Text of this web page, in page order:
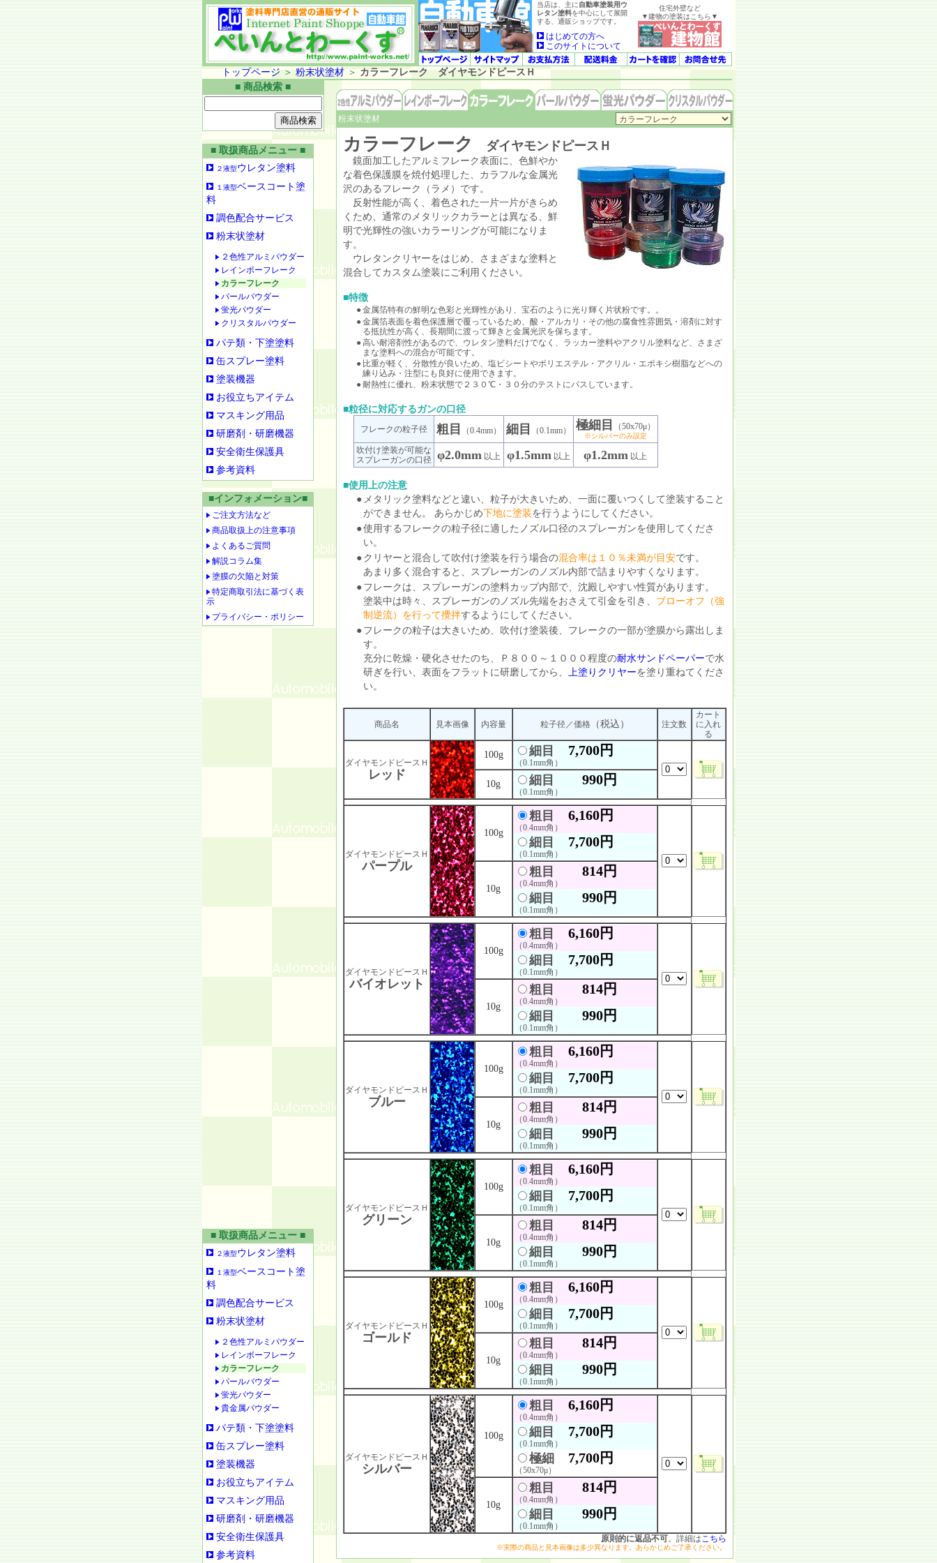
当店は、主に自動車塗装用ウ
レタン塗料を中心にして展開
する、通販ショップです。
はじめての方へ
このサイトについて
住宅外壁など
▼建物の塗装はこちら▼
トップページ ＞ 粉末状塗材＞ カラーフレーク ダイヤモンドピースＨ
■ 商品検索 ■
■ 取扱商品メニュー ■
２液型ウレタン塗料
１液型ベースコート塗
料
調色配合サービス
粉末状塗材
２色性アルミパウダー
レインボーフレーク
カラーフレーク
パールパウダー
蛍光パウダー
クリスタルパウダー
パテ類・下塗塗料
缶スプレー塗料
塗装機器
お役立ちアイテム
マスキング用品
研磨剤・研磨機器
安全衛生保護具
参考資料
■インフォメーション■
ご注文方法など
商品取扱上の注意事項
よくあるご質問
解説コラム集
塗膜の欠陥と対策
特定商取引法に基づく表
示
プライバシー・ポリシー
粉末状塗材
カラーフレーク ダイヤモンドピースＨ
鏡面加工したアルミフレーク表面に、色鮮やか
な着色保護膜を焼付処理した、カラフルな金属光
沢のあるフレーク（ラメ）です。
反射性能が高く、着色された一片一片がきらめ
くため、通常のメタリックカラーとは異なる、鮮
明で光輝性の強いカラーリングが可能になりま
す。
ウレタンクリヤーをはじめ、さまざまな塗料と
混合してカスタム塗装にご利用ください。
■特徴
●金属箔特有の鮮明な色彩と光輝性があり、宝石のように光り輝く片状粉です。。
●金属箔表面を着色保護層で覆っているため、酸・アルカリ・その他の腐食性雰囲気・溶剤に対す
る抵抗性が高く、長期間に渡って輝きと金属光沢を保ちます。
●高い耐溶剤性があるので、ウレタン塗料だけでなく、ラッカー塗料やアクリル塗料など、さまざ
まな塗料への混合が可能です。
● 比重が軽く、分散性が良いため、塩ビシートやポリエステル・アクリル・エポキシ樹脂などへの
練り込み・注型にも良好に使用できます。
●耐熱性に優れ、粉末状態で２３０℃・３０分のテストにパスしています。
■粒径に対応するガンの口径
フレークの粒子径 粗目 （0.4mm） 細目 （0.1mm） 極細目 （50x70μ）
※シルバーのみ設定
吹付け塗装が可能な
スプレーガンの口径
φ2.0mm以上 φ1.5mm以上 φ1.2mm 以上
■使用上の注意
● メタリック塗料などと違い、粒子が大きいため、一面に覆いつくして塗装すること
ができません。 あらかじめ下地に塗装を行うようにしてください。
●使用するフレークの粒子径に適したノズル口径のスプレーガンを使用してくださ
い。
● クリヤーと混合して吹付け塗装を行う場合の混合率は１０％未満が目安です。
あまり多く混合すると、スプレーガンのノズル内部で詰まりやすくなります。
● フレークは、スプレーガンの塗料カップ内部で、沈殿しやすい性質があります。
塗装中は時々、スプレーガンのノズル先端をおさえて引金を引き、 ブローオフ（強
制逆流）を行って攪拌するようにしてください。
● フレークの粒子は大きいため、吹付け塗装後、フレークの一部が塗膜から露出しま
す。
充分に乾燥・硬化させたのち、Ｐ８００～１０００程度の耐水サンドペーパーで水
研ぎを行い、表面をフラットに研磨してから、 上塗りクリヤーを塗り重ねてくださ
い。
商品名 見本画像 内容量 粒子径／価格（税込） 注文数
カート
に入れ
る
ダイヤモンドピースＨ
レッド
100g 細目 7,700円
（0.1mm角）
10g 細目 990円
（0.1mm角）
ダイヤモンドピースＨ
パープル
100g
粗目 6,160円
（0.4mm角）
細目 7,700円
（0.1mm角）
10g
粗目 814円
（0.4mm角）
細目 990円
（0.1mm角）
ダイヤモンドピースＨ
バイオレット
100g
粗目 6,160円
（0.4mm角）
細目 7,700円
（0.1mm角）
10g
粗目 814円
（0.4mm角）
細目 990円
（0.1mm角）
ダイヤモンドピースＨ
ブルー
100g
粗目 6,160円
（0.4mm角）
細目 7,700円
（0.1mm角）
10g
粗目 814円
（0.4mm角）
細目 990円
（0.1mm角）
ダイヤモンドピースＨ
グリーン
100g
粗目 6,160円
（0.4mm角）
細目 7,700円
（0.1mm角）
10g
粗目 814円
（0.4mm角）
細目 990円
（0.1mm角）
ダイヤモンドピースＨ
ゴールド
100g
粗目 6,160円
（0.4mm角）
細目 7,700円
（0.1mm角）
10g
粗目 814円
（0.4mm角）
細目 990円
（0.1mm角）
ダイヤモンドピースＨ
シルバー
100g
粗目 6,160円
（0.4mm角）
細目 7,700円
（0.1mm角）
極細7,700円
（50x70μ）
10g
粗目 814円
（0.4mm角）
細目 990円
（0.1mm角）
原則的に返品不可。詳細はこちら
※実際の商品と見本画像は多少異なります。あらかじめご了承ください。
■ 取扱商品メニュー ■
２液型ウレタン塗料
１液型ベースコート塗
料
調色配合サービス
粉末状塗材
２色性アルミパウダー
レインボーフレーク
カラーフレーク
パールパウダー
蛍光パウダー
貴金属パウダー
パテ類・下塗塗料
缶スプレー塗料
塗装機器
お役立ちアイテム
マスキング用品
研磨剤・研磨機器
安全衛生保護具
参考資料